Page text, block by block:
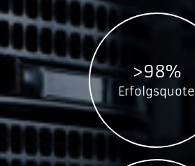
>98%
Erfolgsquote